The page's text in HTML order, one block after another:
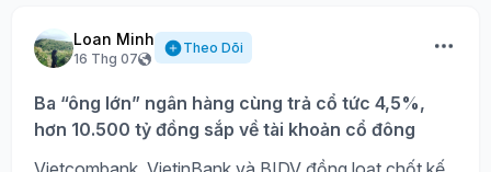
Loan Minh
16 Thg 07
Theo Dõi
Ba “ông lớn” ngân hàng cùng trả cổ tức 4,5%,
hơn 10.500 tỷ đồng sắp về tài khoản cổ đông